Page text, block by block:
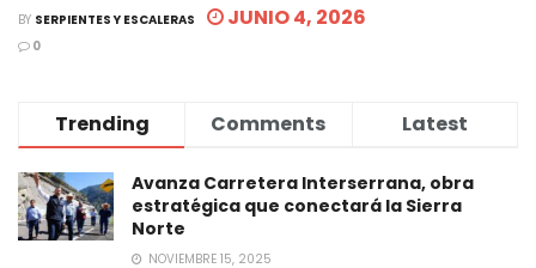
BY SERPIENTES Y ESCALERAS JUNIO 4, 2026
0
Trending Comments Latest
Avanza Carretera Interserrana, obra
estratégica que conectará la Sierra
Norte
NOVIEMBRE 15, 2025